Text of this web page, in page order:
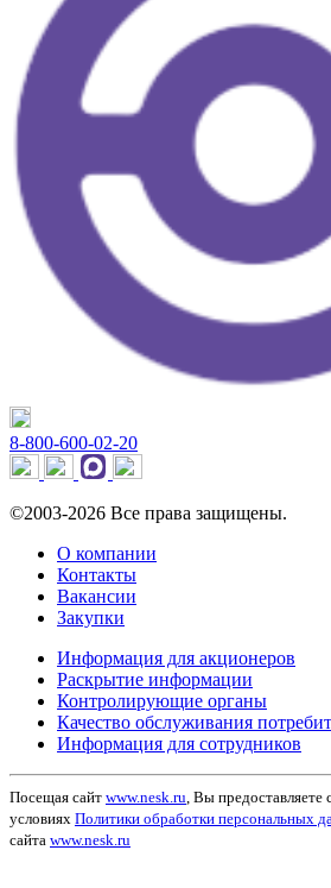
8-800-600-02-20
©2003-2026 Все права защищены.
О компании
Контакты
Вакансии
Закупки
Информация для акционеров
Раскрытие информации
Контролирующие органы
Качество обслуживания
Информация для сотрудников
Посещая сайт www.nesk.ru , Вы
условиях Политики обработки персональных
сайта www.nesk.ru